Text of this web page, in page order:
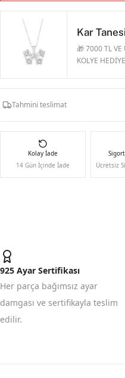
Kar
🎁 7000 TL VE
KOLYE HEDİYE
Tahmini teslimat
Kolay İade
14 Gün İçinde İade
Ücretsiz
925 Ayar Sertifikası
Her parça bağımsız ayar
damgası ve sertifikayla teslim
edilir.